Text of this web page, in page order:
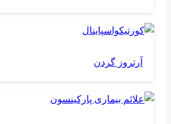
آرتروز گردن